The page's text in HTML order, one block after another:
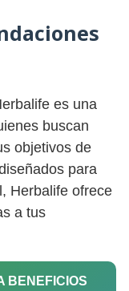
es una
buscan
objetivos de
para
Herbalife ofrece
a tus
BENEFICIOS